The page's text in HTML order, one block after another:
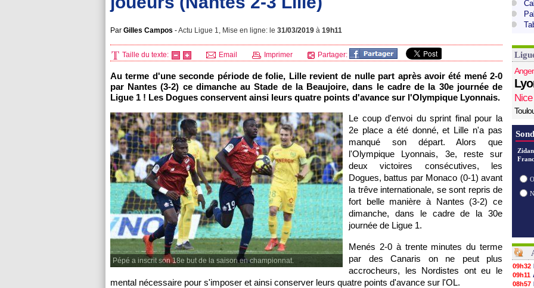
Par Gilles Campos -Actu Ligue 1, Mise en ligne: le 31/03/2019 à 19h11
Taille du texte: Email Imprimer Partager:
Au terme d'une seconde période de folie, Lille revient de nulle part après avoir été mené 2-0
par Nantes (3-2) ce dimanche au Stade de la Beaujoire, dans le cadre de la 30e journée de
Ligue 1 ! Les Dogues conservent ainsi leurs quatre points d'avance sur l'Olympique Lyonnais.
Pépé a inscrit son 18e but de la saison en championnat.
Le coup d'envoi du sprint final pour la
2e place a été donné, et Lille n'a pas
manqué son départ. Alors que
l'Olympique Lyonnais, 3e, reste sur
deux victoires consécutives, les
Dogues, battus par Monaco (0-1) avant
la trêve internationale, se sont repris de
fort belle manière à Nantes (3-2) ce
dimanche, dans le cadre de la 30e
journée de Ligue 1.
Menés 2-0 à trente minutes du terme
par des Canaris on ne peut plus
accrocheurs, les Nordistes ont eu le
mental nécessaire pour s'imposer et ainsi conserver leurs quatre points d'avance sur l'OL.
Nice
09h32
09h11
08h57